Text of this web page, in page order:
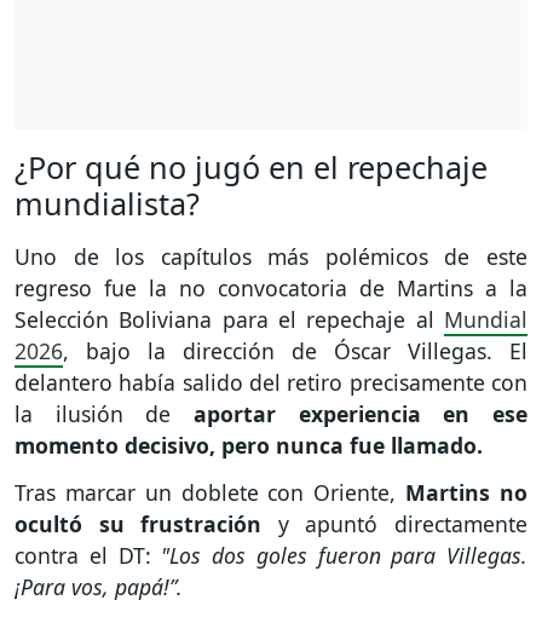
¿Por qué no jugó en el repechaje
mundialista?
Uno de los capítulos más polémicos de este
regreso fue la no convocatoria de Martins a la
Selección Boliviana para el repechaje al Mundial
2026, bajo la dirección de Óscar Villegas. El
delantero había salido del retiro precisamente con
la ilusión de aportar experiencia en ese
momento decisivo, pero nunca fue llamado.
Tras marcar un doblete con Oriente, Martins no
ocultó su frustración y apuntó directamente
contra el DT: "Los dos goles fueron para Villegas.
¡Para vos, papá!”.